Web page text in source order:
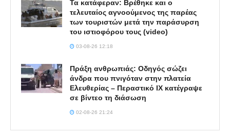
Τα κατάφεραν: Βρέθηκε και ο
τελευταίος αγνοούμενος της παρέας
των τουριστών μετά την παράσυρση
του ιστιοφόρου τους (video)
03-08-26 12:18
Πράξη ανθρωπιάς: Οδηγός σώζει
άνδρα που πνιγόταν στην πλατεία
Ελευθερίας – Περαστικό ΙΧ κατέγραψε
σε βίντεο τη διάσωση
02-08-26 21:24